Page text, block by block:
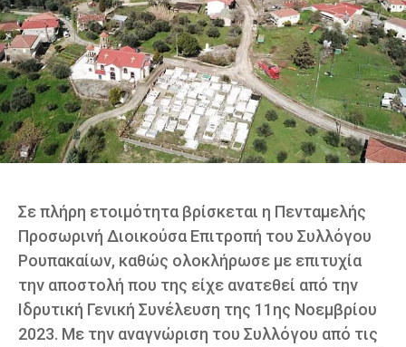
Σε πλήρη ετοιμότητα βρίσκεται η Πενταμελής
Προσωρινή Διοικούσα Επιτροπή του Συλλόγου
Ρουπακαίων, καθώς ολοκλήρωσε με επιτυχία
την αποστολή που της είχε ανατεθεί από την
Ιδρυτική Γενική Συνέλευση της 11ης Νοεμβρίου
2023. Με την αναγνώριση του Συλλόγου από τις